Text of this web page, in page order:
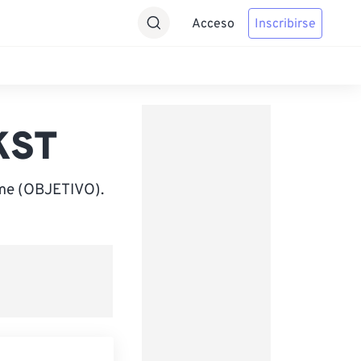
Acceso Inscribirse
(OBJETIVO).